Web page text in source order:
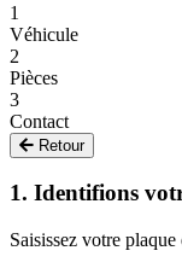
1
Véhicule
2
Pièces
3
Contact
Retour
1. Identifions
Saisissez votre